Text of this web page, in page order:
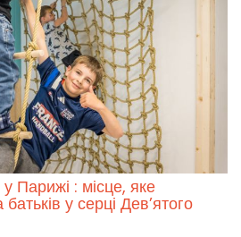
Парижі : місце, яке
у серці Дев’ятого